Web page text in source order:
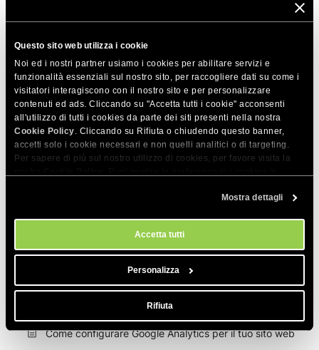
Questo sito web utilizza i cookie
Noi ed i nostri partner usiamo i cookies per abilitare servizi e
funzionalità essenziali sul nostro sito, per raccogliere dati su come i
visitatori interagiscono con il nostro sito e per personalizzare
contenuti ed ads. Cliccando su "Accetta tutti i cookie" acconsenti
all'utilizzo di tutti i cookies da parte dei siti presenti nella nostra
Cookie Policy. Cliccando su Rifiuta o chiudendo questo banner,
accetti solo i cookie necessari e non quelli analitici o di targeting.
Per sapere di più sul nostro utilizzo di cookies, per favore visita la
Mostra dettagli
Accetta tutti
Personalizza
Rifiuta
funziona
Vorrei utilizzare JSP per il mio sito web, è possibile?
Come trovare un web designer
Come trovare uno sviluppatore web
Come reindirizzare URL non-www a www?
Come posso eseguire semplici script shell
direttamente da un browser?
Informazioni sull'header HTTP Last-Modified
Come configurare Google Analytics per il tuo sito web